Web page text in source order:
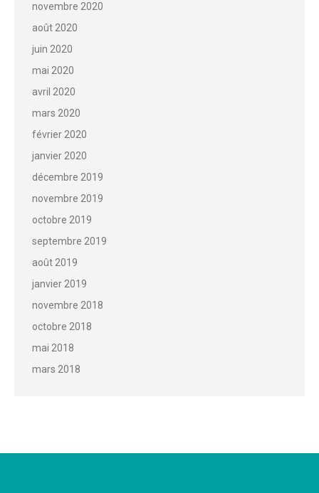
novembre 2020
août 2020
juin 2020
mai 2020
avril 2020
mars 2020
février 2020
janvier 2020
décembre 2019
novembre 2019
octobre 2019
septembre 2019
août 2019
janvier 2019
novembre 2018
octobre 2018
mai 2018
mars 2018